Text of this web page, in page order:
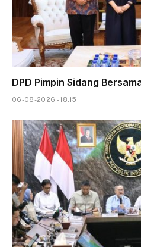
DPD Pimpin Sidang
06-08-2026 - 18.15